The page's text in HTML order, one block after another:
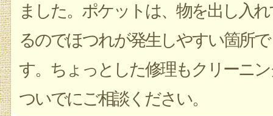
ました。ポケットは、物を出し入
るのでほつれが発生しやすい箇所で
す。ちょっとした修理もクリーニ
ついでにご相談ください。